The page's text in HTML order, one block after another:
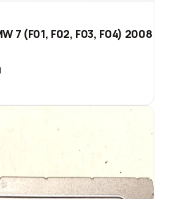
7 (F01, F02, F03, F04) 2008